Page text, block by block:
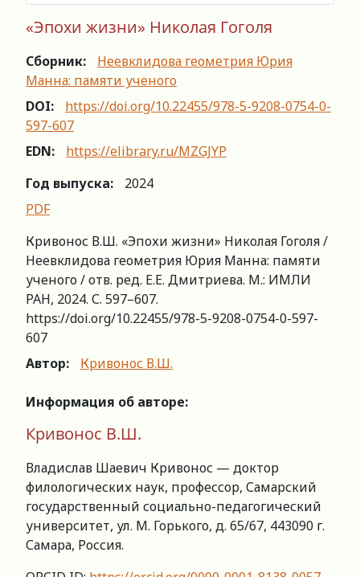
«Эпохи жизни» Николая Гоголя
Сборник:
Неевклидова геометрия Юрия
Манна: памяти ученого
DOI:
https://doi.org/10.22455/978-5-9208-0754-0-
597-607
EDN:
https://elibrary.ru/MZGJYP
Год выпуска:
2024
PDF
Кривонос В.Ш. «Эпохи жизни» Николая Гоголя /
Неевклидова геометрия Юрия Манна: памяти
ученого / отв. ред. Е.Е. Дмитриева. М.: ИМЛИ
РАН, 2024. С. 597–607.
https://doi.org/10.22455/978-5-9208-0754-0-597-
607
Автор:
Кривонос В.Ш.
Информация об авторе:
Кривонос В.Ш.
Владислав Шаевич Кривонос — доктор
филологических наук, профессор, Самарский
государственный социально-педагогический
университет, ул. М. Горького, д. 65/67, 443090 г.
Самара, Россия.